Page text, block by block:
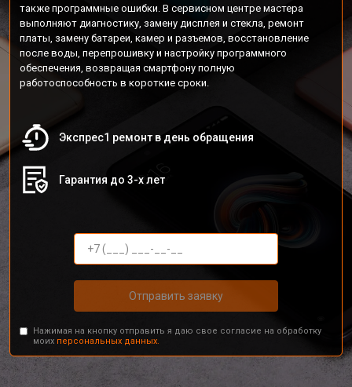
также программные ошибки. В сервисном центре мастера
выполняют диагностику, замену дисплея и стекла, ремонт
платы, замену батареи, камер и разъемов, восстановление
после воды, перепрошивку и настройку программного
обеспечения, возвращая смартфону полную
работоспособность в короткие сроки.
Экспрес1 ремонт в день обращения
Гарантия до 3-х лет
Отправить заявку
Нажимая на кнопку отправить я даю свое согласие на обработку
моих персональных данных.